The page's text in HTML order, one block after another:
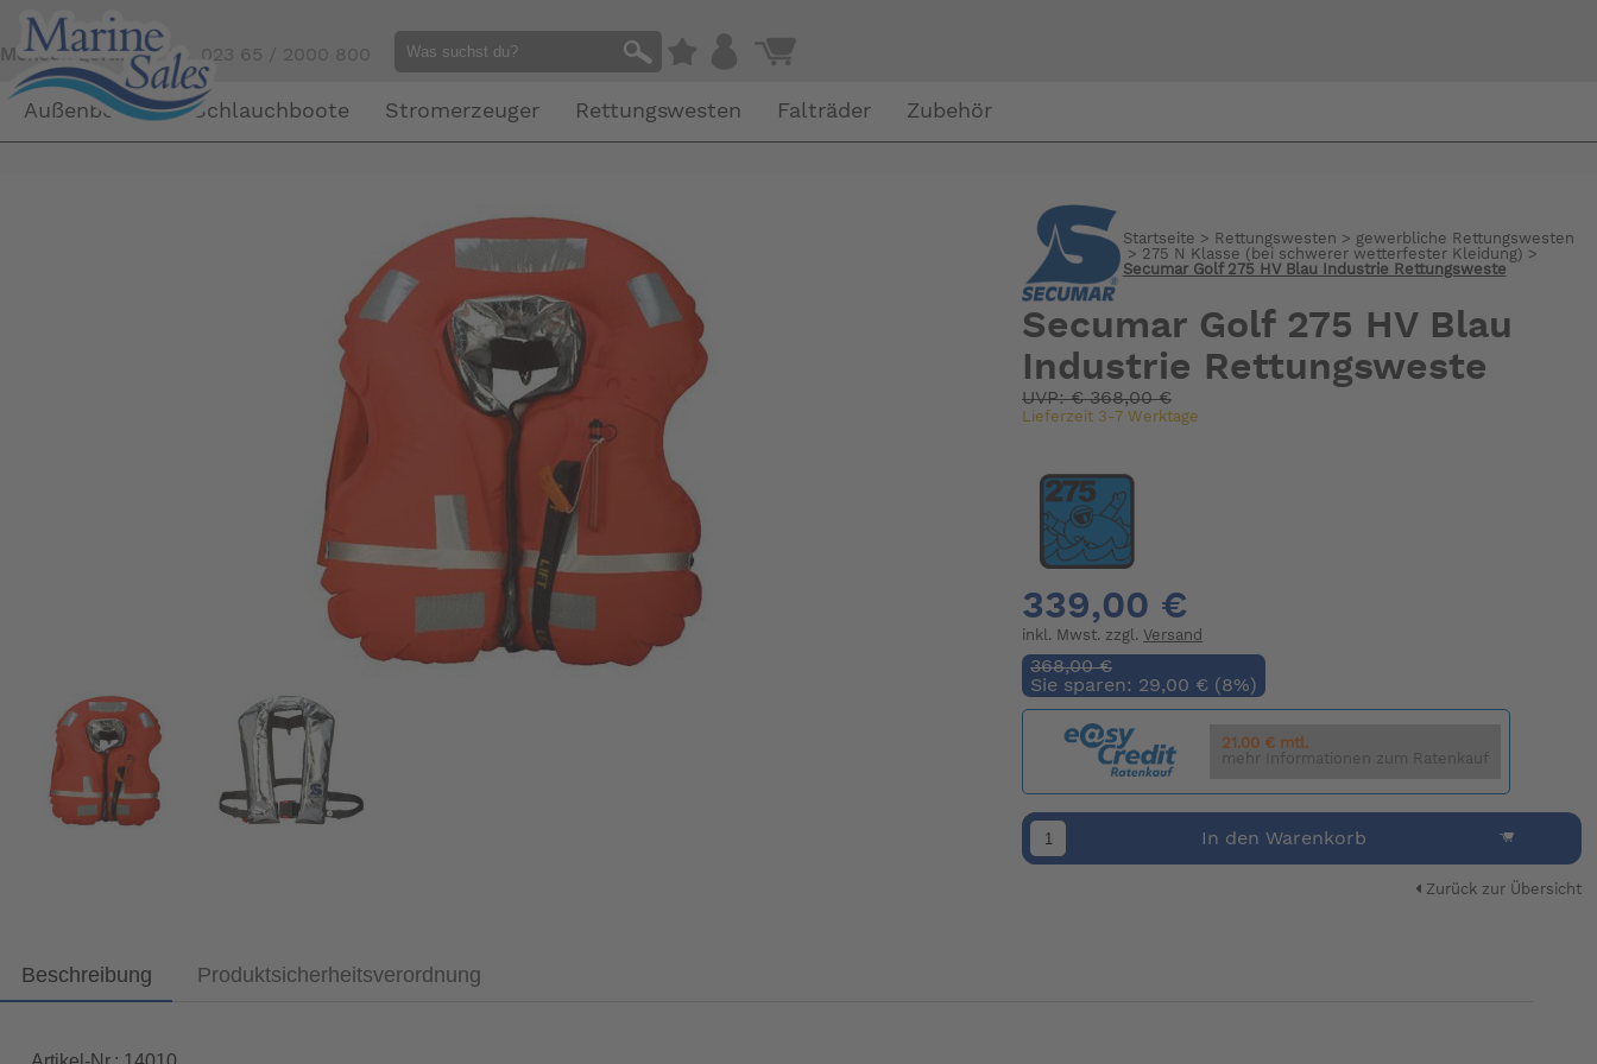
Mensch gefällig?Tel. 023 65 / 2000 800
Außenborder Schlauchboote Stromerzeuger Rettungswesten Falträder Zubehör
Startseite > Rettungswesten > gewerbliche Rettungswesten
> 275 N Klasse (bei schwerer wetterfester Kleidung) >
Secumar Golf 275 HV Blau Industrie Rettungsweste
Secumar Golf 275 HV Blau
Industrie Rettungsweste
UVP:€368,00 €
Lieferzeit 3-7 Werktage
339,00 €
inkl. Mwst. zzgl.Versand
368,00 €
Sie sparen: 29,00 € (8%)
21.00 € mtl.
mehr Informationen zum Ratenkauf
In den Warenkorb
Zurück zur Übersicht
Beschreibung Produktsicherheitsverordnung